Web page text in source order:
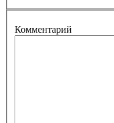
Комментарий